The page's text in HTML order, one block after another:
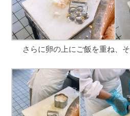
さらに卵の上にご飯を重ね、